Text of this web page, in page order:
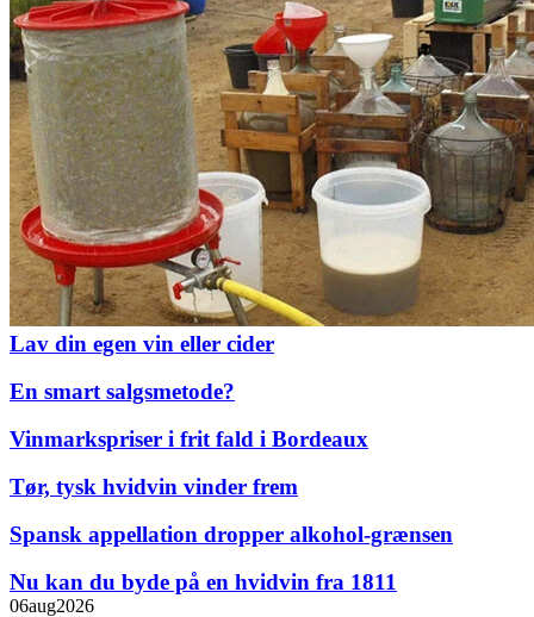
Lav din egen vin eller cider
En smart salgsmetode?
Vinmarkspriser i frit fald i Bordeaux
Tør, tysk hvidvin vinder frem
Spansk appellation dropper alkohol-grænsen
Nu kan du byde på en hvidvin fra 1811
06aug2026